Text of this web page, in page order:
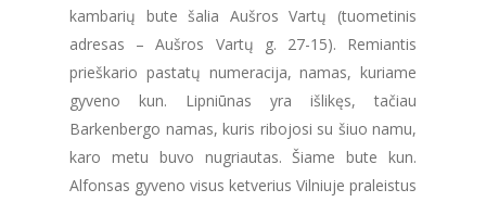
kambarių bute šalia Aušros Vartų (tuometinis
adresas – Aušros Vartų g. 27-15). Remiantis
prieškario pastatų numeracija, namas, kuriame
gyveno kun. Lipniūnas yra išlikęs, tačiau
Barkenbergo namas, kuris ribojosi su šiuo namu,
karo metu buvo nugriautas. Šiame bute kun.
Alfonsas gyveno visus ketverius Vilniuje praleistus